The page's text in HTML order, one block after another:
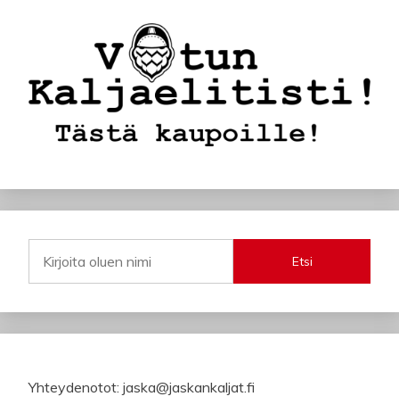
Etsi
Yhteydenotot: jaska@jaskankaljat.fi